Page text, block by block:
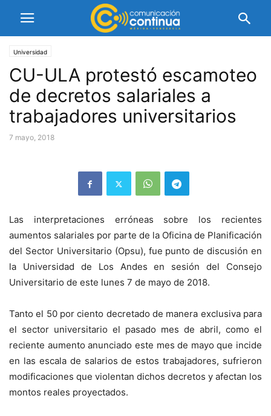
Universidad
CU-ULA protestó escamoteo
de decretos salariales a
trabajadores universitarios
7 mayo, 2018
Las interpretaciones erróneas sobre los recientes
aumentos salariales por parte de la Oficina de Planificación
del Sector Universitario (Opsu), fue punto de discusión en
la Universidad de Los Andes en sesión del Consejo
Universitario de este lunes 7 de mayo de 2018.
Tanto el 50 por ciento decretado de manera exclusiva para
el sector universitario el pasado mes de abril, como el
reciente aumento anunciado este mes de mayo que incide
en las escala de salarios de estos trabajadores, sufrieron
modificaciones que violentan dichos decretos y afectan los
montos reales proyectados.